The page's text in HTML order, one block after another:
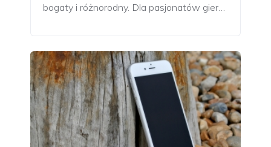
bogaty i różnorodny. Dla pasjonatów gier…